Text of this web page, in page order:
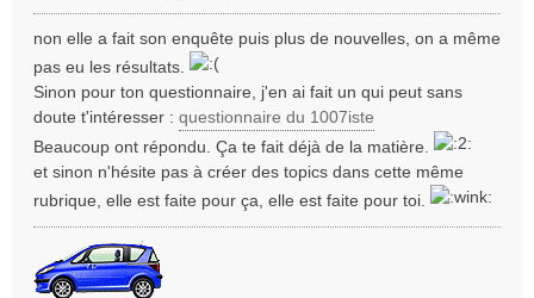
e
s
a
g
e
non elle a fait son enquête puis plus de nouvelles, on a même
pas eu les résultats.
Sinon pour ton questionnaire, j'en ai fait un qui peut sans
doute t'intéresser : questionnaire du 1007iste
Beaucoup ont répondu. Ça te fait déjà de la matière.
et sinon n'hésite pas à créer des topics dans cette même
rubrique, elle est faite pour ça, elle est faite pour toi.